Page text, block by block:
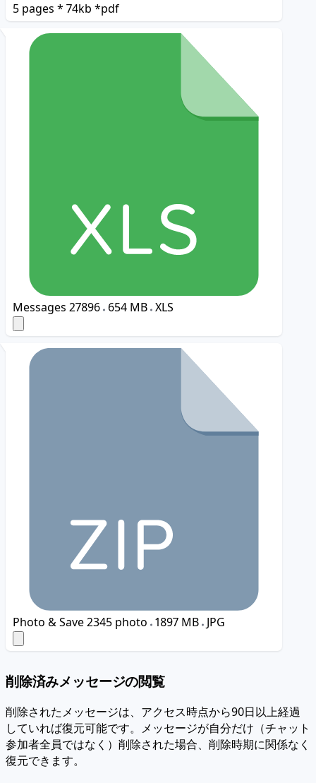
5 pages * 74kb *pdf
Messages 27896 654 MB XLS
Photo & Save2345 photo 1897 MB JPG
削除済みメッセージの閲覧
削除されたメッセージは、アクセス時点から90日以上経過
していれば復元可能です。メッセージが自分だけ（チャット
参加者全員ではなく）削除された場合、削除時期に関係なく
復元できます。